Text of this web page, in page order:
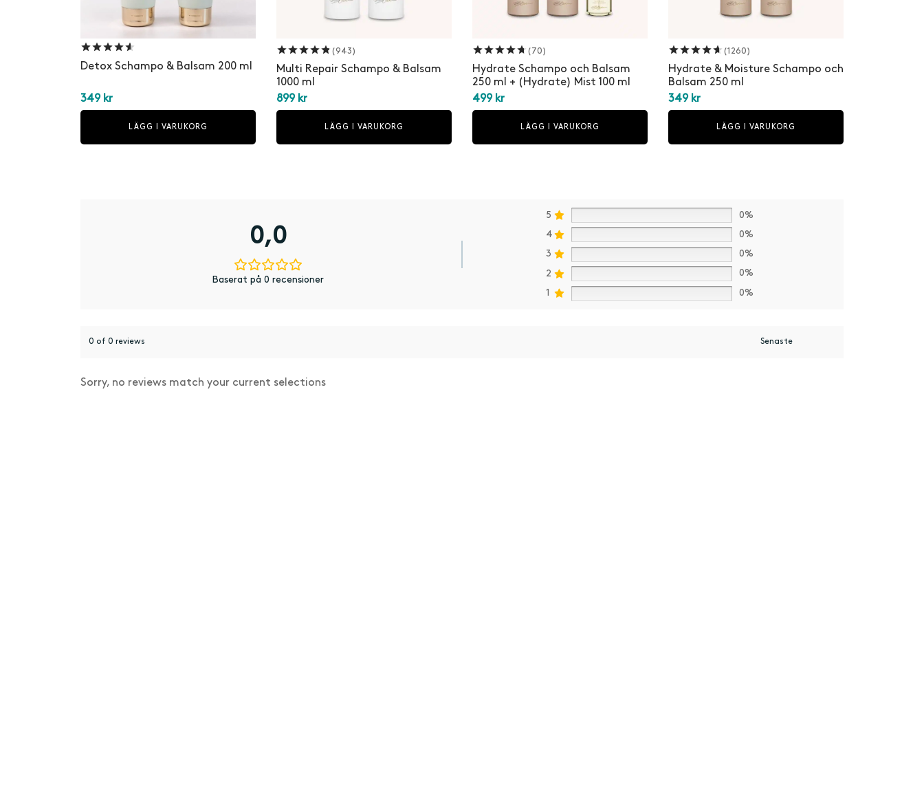
Detox Schampo & Balsam 200 ml
349 kr
LÄGG I VARUKORG
Betygsatt
(943)
Multi Repair Schampo & Balsam
1000 ml
899 kr
LÄGG I VARUKORG
Betygsatt
(70)
Hydrate Schampo och Balsam
250 ml + (Hydrate) Mist 100 ml
499 kr
LÄGG I VARUKORG
Betygsatt
(1260)
Hydrate & Moisture Schampo och
Balsam 250 ml
349 kr
LÄGG I VARUKORG
0,0
Baserat på 0 recensioner
5
0%
4
0%
3
0%
2
0%
1
0%
0 of 0 reviews
Sorry, no reviews match your current selections